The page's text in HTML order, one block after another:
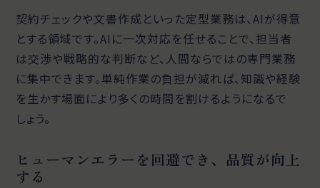
契約チェックや文書作成といった定型業務は、AIが得意
とする領域です。AIに一次対応を任せることで、担当者
は交渉や戦略的な判断など、人間ならではの専門業務
に集中できます。単純作業の負担が減れば、知識や経験
を生かす場面により多くの時間を割けるようになるで
しょう。
ヒューマンエラーを回避でき、品質が向上
する